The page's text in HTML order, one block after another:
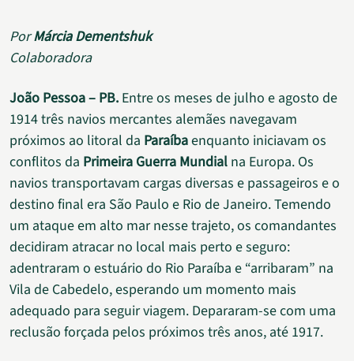
PorMárcia Dementshuk
Colaboradora
João Pessoa – PB. Entre os meses de julho e agosto de
1914 três navios mercantes alemães navegavam
próximos ao litoral da Paraíbaenquanto iniciavam os
conflitos da Primeira Guerra Mundial na Europa. Os
navios transportavam cargas diversas e passageiros e o
destino final era São Paulo e Rio de Janeiro. Temendo
um ataque em alto mar nesse trajeto, os comandantes
decidiram atracar no local mais perto e seguro:
adentraram o estuário do Rio Paraíba e “arribaram” na
Vila de Cabedelo, esperando um momento mais
adequado para seguir viagem. Depararam-se com uma
reclusão forçada pelos próximos três anos, até 1917.